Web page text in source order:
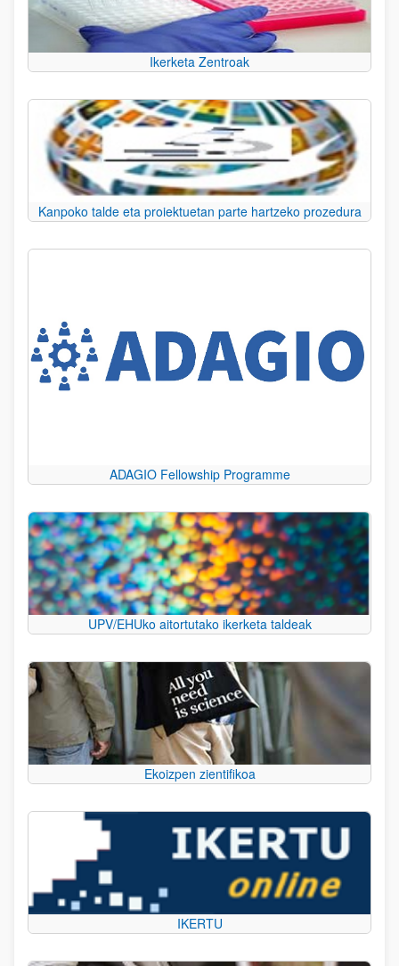
Ikerketa Zentroak
Kanpoko talde eta proiektuetan parte hartzeko prozedura
ADAGIO Fellowship Programme
UPV/EHUko aitortutako ikerketa taldeak
Ekoizpen zientifikoa
IKERTU